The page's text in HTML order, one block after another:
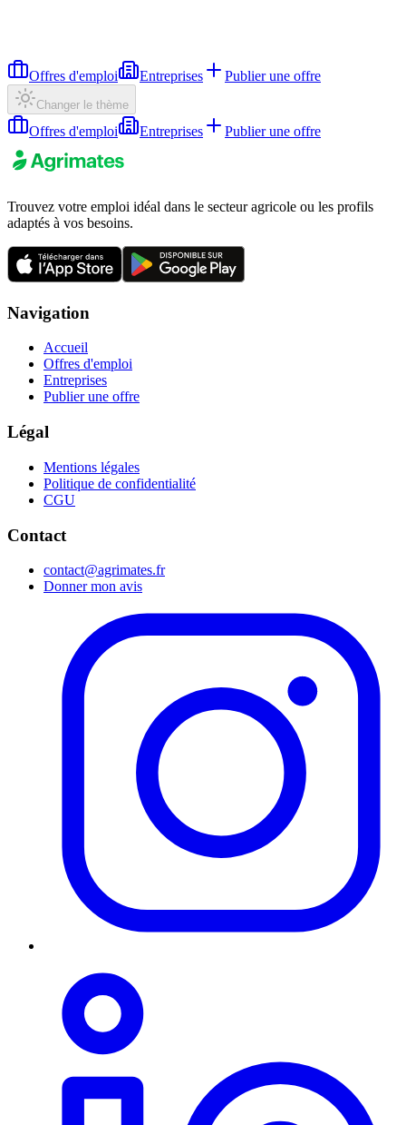
Offres d'emploi Entreprises Publier une offre
Changer le thème
Offres d'emploi Entreprises Publier une offre
Trouvez votre emploi idéal dans le secteur agricole ou les profils
adaptés à vos besoins.
Navigation
Accueil
Offres d'emploi
Entreprises
Publier une offre
Légal
Mentions légales
Politique de confidentialité
CGU
Contact
contact@agrimates.fr
Donner mon avis